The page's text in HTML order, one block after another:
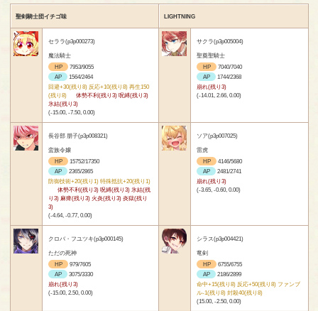
聖剣騎士団イチゴ味 LIGHTNING
セララ(p3p000273)
魔法騎士
HP
7953/9055
AP
1564/2464
回避+30(残り8) 反応+10(残り8) 再生150
(残り8)
体勢不利(残り3) 呪縛(残り3)
氷結(残り3)
(-15.00, -7.50, 0.00)
サクラ(p3p005004)
聖奠聖騎士
HP
7040/7040
AP
1744/2368
崩れ(残り3)
(-14.01, 2.66, 0.00)
長谷部 朋子(p3p008321)
蛮族令嬢
HP
15752/17350
AP
2365/2865
防御技術+20(残り1) 特殊抵抗+20(残り1)
体勢不利(残り3) 呪縛(残り3) 氷結(残
り3) 麻痺(残り3) 火炎(残り3) 炎獄(残り
3)
(-4.64, -0.77, 0.00)
ソア(p3p007025)
雷虎
HP
4146/5680
AP
2481/2741
崩れ(残り3)
(-3.65, -0.60, 0.00)
クロバ・フユツキ(p3p000145)
ただの死神
HP
979/7605
AP
3075/3330
崩れ(残り3)
(-15.00, 2.50, 0.00)
シラス(p3p004421)
竜剣
HP
6755/6755
AP
2186/2899
命中+15(残り8) 反応+50(残り8) ファンブ
ル-1(残り8) 封殺40(残り8)
(15.00, -2.50, 0.00)